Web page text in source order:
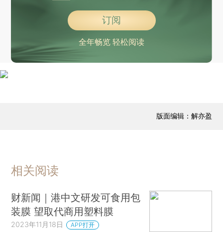
订阅
全年畅览 轻松阅读
版面编辑：解亦盈
相关阅读
财新闻｜港中文研发可食用包
装膜 望取代商用塑料膜
2023年11月18日 APP打开